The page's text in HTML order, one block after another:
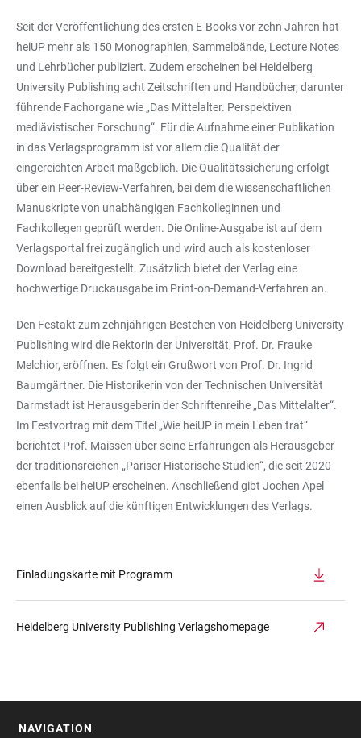
Seit der Veröffentlichung des ersten E-Books vor zehn Jahren hat
heiUP mehr als 150 Monographien, Sammelbände, Lecture Notes
und Lehrbücher publiziert. Zudem erscheinen bei Heidelberg
University Publishing acht Zeitschriften und Handbücher, darunter
führende Fachorgane wie „Das Mittelalter. Perspektiven
mediävistischer Forschung“. Für die Aufnahme einer Publikation
in das Verlagsprogramm ist vor allem die Qualität der
eingereichten Arbeit maßgeblich. Die Qualitätssicherung erfolgt
über ein Peer-Review-Verfahren, bei dem die wissenschaftlichen
Manuskripte von unabhängigen Fachkolleginnen und
Fachkollegen geprüft werden. Die Online-Ausgabe ist auf dem
Verlagsportal frei zugänglich und wird auch als kostenloser
Download bereitgestellt. Zusätzlich bietet der Verlag eine
hochwertige Druckausgabe im Print-on-Demand-Verfahren an.
Den Festakt zum zehnjährigen Bestehen von Heidelberg University
Publishing wird die Rektorin der Universität, Prof. Dr. Frauke
Melchior, eröffnen. Es folgt ein Grußwort von Prof. Dr. Ingrid
Baumgärtner. Die Historikerin von der Technischen Universität
Darmstadt ist Herausgeberin der Schriftenreihe „Das Mittelalter“.
Im Festvortrag mit dem Titel „Wie heiUP in mein Leben trat“
berichtet Prof. Maissen über seine Erfahrungen als Herausgeber
der traditionsreichen „Pariser Historische Studien“, die seit 2020
ebenfalls bei heiUP erscheinen. Anschließend gibt Jochen Apel
einen Ausblick auf die künftigen Entwicklungen des Verlags.
Einladungskarte mit Programm
Heidelberg University Publishing Verlagshomepage
NAVIGATION